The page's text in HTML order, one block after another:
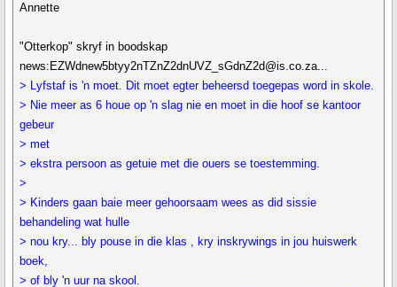
Annette
"Otterkop" skryf in boodskap
news:EZWdnew5btyy2nTZnZ2dnUVZ_sGdnZ2d@is.co.za...
> Lyfstaf is 'n moet. Dit moet egter beheersd toegepas word in skole.
> Nie meer as 6 houe op 'n slag nie en moet in die hoof se kantoor
gebeur
> met
> ekstra persoon as getuie met die ouers se toestemming.
>
> Kinders gaan baie meer gehoorsaam wees as did sissie
behandeling wat hulle
> nou kry... bly pouse in die klas , kry inskrywings in jou huiswerk
boek,
> of bly 'n uur na skool.